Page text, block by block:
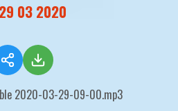
03 2020
2020-03-29-09-00.mp3